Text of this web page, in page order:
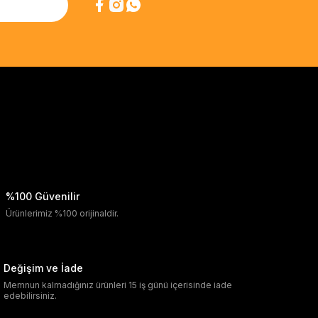
%100 Güvenilir
Ürünlerimiz %100 orijinaldir.
Değişim ve İade
Memnun kalmadığınız ürünleri 15 iş günü içerisinde iade
edebilirsiniz.